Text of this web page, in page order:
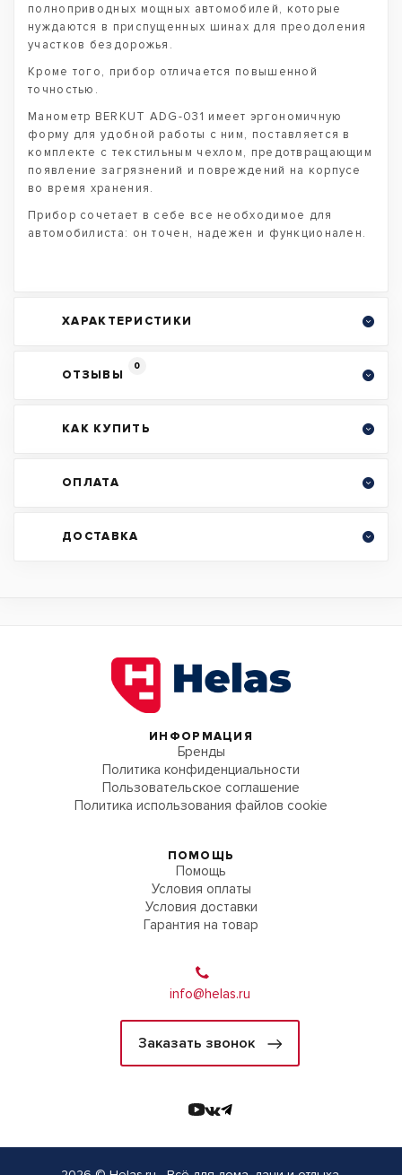
полноприводных мощных автомобилей, которые
нуждаются в приспущенных шинах для преодоления
участков бездорожья.
Кроме того, прибор отличается повышенной
точностью.
Манометр BERKUT ADG-031 имеет эргономичную
форму для удобной работы с ним, поставляется в
комплекте с текстильным чехлом, предотвращающим
появление загрязнений и повреждений на корпусе
во время хранения.
Прибор сочетает в себе все необходимое для
автомобилиста: он точен, надежен и функционален.
ХАРАКТЕРИСТИКИ
ОТЗЫВЫ
0
КАК КУПИТЬ
ОПЛАТА
ДОСТАВКА
ИНФОРМАЦИЯ
Бренды
Политика конфиденциальности
Пользовательское соглашение
Политика использования файлов cookie
ПОМОЩЬ
Помощь
Условия оплаты
Условия доставки
Гарантия на товар
info@helas.ru
Заказать звонок